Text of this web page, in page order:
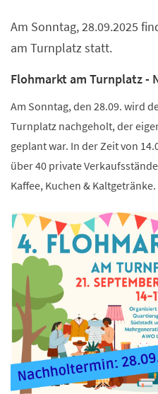
Am Sonntag, 28.09.2025
am Turnplatz statt.
Flohmarkt am Turnplatz -
Am Sonntag, den 28.09. wird
Turnplatz nachgeholt, der
geplant war. In der Zeit von
über 40 private
Kaffee, Kuchen & Kaltgetränke.